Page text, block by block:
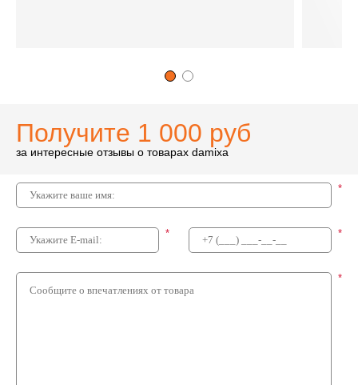
Получите 1 000 руб
за интересные отзывы о товарах damixa
*
* *
*